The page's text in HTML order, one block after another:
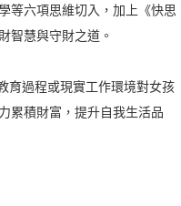
等六項思維切入，加上《快思
智慧與守財之道。
育過程或現實工作環境對女孩
累積財富，提升自我生活品